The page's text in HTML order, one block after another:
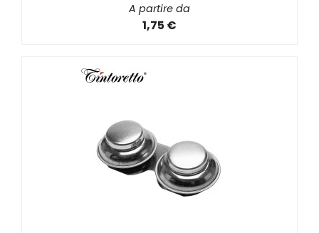
A partire da
1,75 €